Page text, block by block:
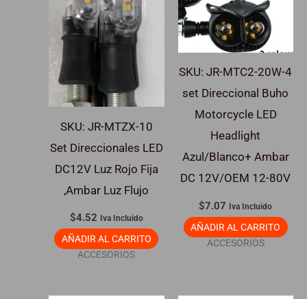
SKU: JR-MTZX-10
Set Direccionales LED
DC12V Luz Rojo Fija
,Ambar Luz Flujo
$4.52 Iva Incluido
AÑADIR AL CARRITO
ACCESORIOS
SKU: JR-MTC2-20W-4
set Direccional Buho
Motorcycle LED
Headlight
Azul/Blanco+ Ambar
DC 12V/OEM 12-80V
$7.07 Iva Incluido
AÑADIR AL CARRITO
ACCESORIOS